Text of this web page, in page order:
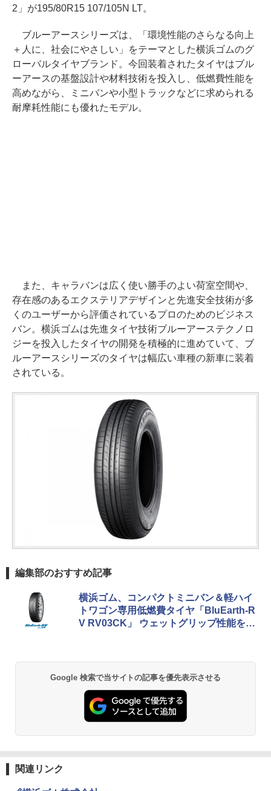
2」が195/80R15 107/105N LT。
ブルーアースシリーズは、「環境性能のさらなる向上
＋人に、社会にやさしい」をテーマとした横浜ゴムのグ
ローバルタイヤブランド。今回装着されたタイヤはブル
ーアースの基盤設計や材料技術を投入し、低燃費性能を
高めながら、ミニバンや小型トラックなどに求められる
耐摩耗性能にも優れたモデル。
また、キャラバンは広く使い勝手のよい荷室空間や、
存在感のあるエクステリアデザインと先進安全技術が多
くのユーザーから評価されているプロのためのビジネス
バン。横浜ゴムは先進タイヤ技術ブルーアーステクノロ
ジーを投入したタイヤの開発を積極的に進めていて、ブ
ルーアースシリーズのタイヤは幅広い車種の新車に装着
されている。
編集部のおすすめ記事
横浜ゴム、コンパクトミニバン＆軽ハイ
トワゴン専用低燃費タイヤ「BluEarth-R
V RV03CK」 ウェットグリップ性能を向
Google 検索で当サイトの記事を優先表示させる
関連リンク